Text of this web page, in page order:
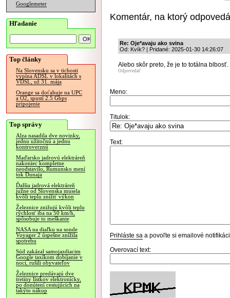
Googlemeter
Hľadanie
Top články
Na Slovensku sa v tichosti
vypína ADSL v lokalitách s
VDSL, už 31. mája
Orange sa doťahuje na UPC
a O2, spustí 2.5 Gbps
pripojenie
Top správy
Alza nasadila dve novinky,
jednu užitočnú a jednu
kontroverznú
Maďarsko jadrovú elektráreň
nakoniec kompletne
neodstavilo, Rumunsko mení
tok Dunaja
Ďalšia jadrová elektráreň
južne od Slovenska musela
kvôli teplu znížiť výkon
Železnice znižujú kvôli teplu
rýchlosť iba na 50 km/h,
spôsobuje to meškanie
NASA na diaľku na sonde
Voyager 2 úspešne znížila
spotrebu
Súd zakázal samojazdiacim
Google taxíkom dobíjanie v
noci, rušili obyvateľov
Železnice predávajú dve
tretiny lístkov elektronicky,
po donútení cestujúcich na
takýto nákup
Komentár, na ktorý
Re: Oje*avaju ako svina
Od: Kvík? | Pridané: 2025-01-30 14:26:07
Alebo skôr preto, že je to totálna blbosť.
Odpovedať
Meno:
Titulok:
Text:
Prihláste sa a povoľte si emailové
Overovací text: